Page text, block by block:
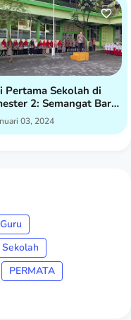
Pertama Sekolah di
2: Semangat Baru
Islam Istiqomah
03, 2024
PERMATA